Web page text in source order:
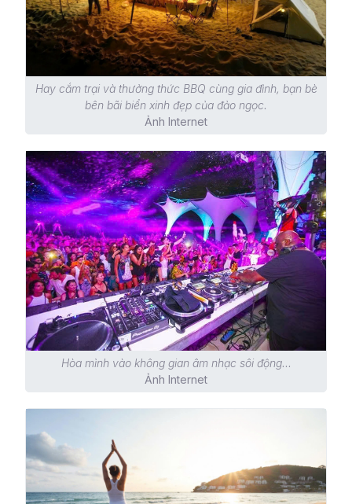
Hay cắm trại và thưởng thức BBQ cùng gia đình, bạn bè
bên bãi biển xinh đẹp của đảo ngọc.
Ảnh Internet
Hòa mình vào không gian âm nhạc sôi động...
Ảnh Internet